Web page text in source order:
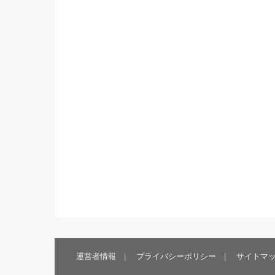
運営者情報 プライバシーポリシー サイトマ